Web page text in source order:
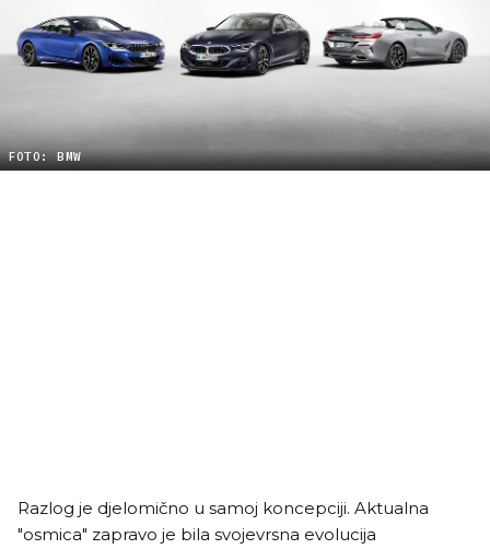
FOTO: BMW
Razlog je djelomično u samoj koncepciji. Aktualna
"osmica" zapravo je bila svojevrsna evolucija